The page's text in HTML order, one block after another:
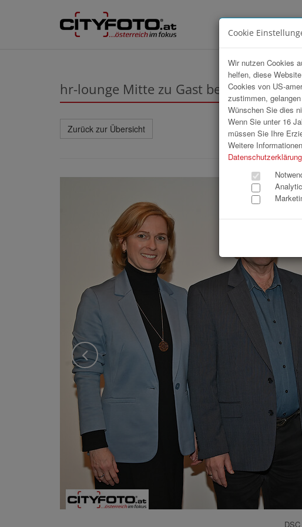
hr-lounge Mitte zu Gast bei BMD
Zurück zur Übersicht
Cookie
Wir nutzen Cookies
helfen, diese
Cookies von US-
zustimmen,
Wünschen Sie dies
Wenn Sie unter 16
müssen Sie Ihre
Weitere
Datenschutzerklärung